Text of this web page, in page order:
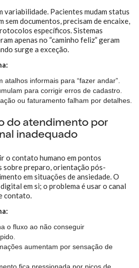
variabilidade. Pacientes mudam status
sem documentos, precisam de encaixe,
específicos. Sistemas
apenas no “caminho feliz” geram
surge a exceção.
atalhos informais para “fazer andar”.
para corrigir erros de cadastro.
ou faturamento falham por detalhes.
do atendimento por
inadequado
o contato humano em pontos
sobre preparo, orientação pós-
em situações de ansiedade. O
em si; o problema é usar o canal
contato.
o fluxo ao não conseguir
aumentam por sensação de